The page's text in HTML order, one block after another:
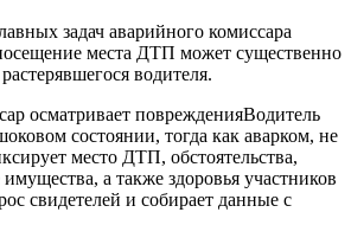
задач аварийного комиссара
места ДТП может существенно
водителя.
Водитель
состоянии, тогда как аварком, не
место ДТП, обстоятельства,
а также здоровья участников
свидетелей и собирает данные с